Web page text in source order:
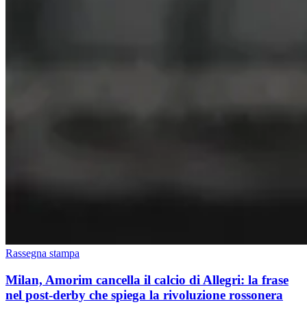
Rassegna stampa
Milan, Amorim cancella il calcio di Allegri: la frase
nel post-derby che spiega la rivoluzione rossonera